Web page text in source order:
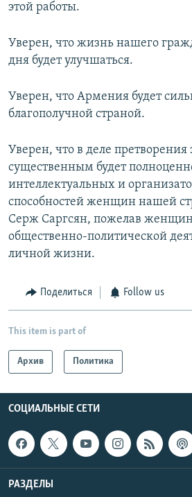
этой работы.
Уверен, что жизнь нашего
дня будет улучшаться.
Уверен, что Армения будет
благополучной страной.
Уверен, что в деле претворения
существенным будет
интеллектуальных и
способностей женщин нашей
Серж Саргсян, пожелав
общественно-политической
личной жизни.
Поделиться Follow us
This item is part of
Архив Политика
СОЦИАЛЬНЫЕ СЕТИ
РАЗДЕЛЫ